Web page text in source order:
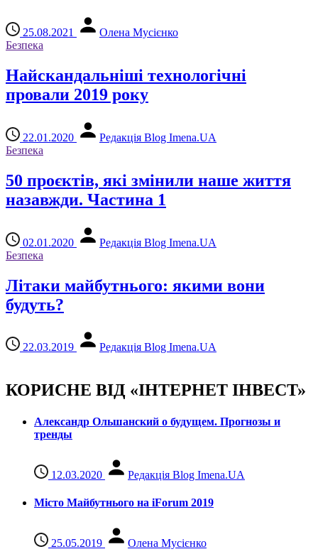
25.08.2021
Олена Мусієнко
Безпека
Найскандальніші технологічні
провали 2019 року
22.01.2020
Редакція Blog Imena.UA
Безпека
50 проєктів, які змінили наше життя
назавжди. Частина 1
02.01.2020
Редакція Blog Imena.UA
Безпека
Літаки майбутнього: якими вони
будуть?
22.03.2019 Редакція Blog Imena.UA
КОРИСНЕ ВІД «ІНТЕРНЕТ ІНВЕСТ»
Александр Ольшанский о будущем. Прогнозы и
тренды
12.03.2020 Редакція Blog Imena.UA
Місто Майбутнього на iForum 2019
25.05.2019 Олена Мусієнко